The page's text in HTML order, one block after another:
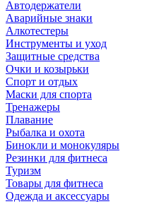
Автодержатели
Аварийные знаки
Алкотестеры
Инструменты и уход
Защитные средства
Очки и козырьки
Спорт и отдых
Маски для спорта
Тренажеры
Плавание
Рыбалка и охота
Бинокли и монокуляры
Резинки для фитнеса
Туризм
Товары для фитнеса
Одежда и аксессуары